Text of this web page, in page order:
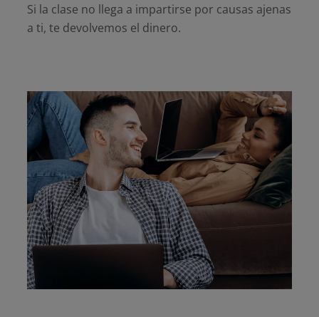
Si la clase no llega a impartirse por causas ajenas
a ti, te devolvemos el dinero.